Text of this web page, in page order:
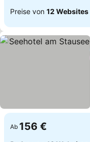
Preise von 12 Websites
Ab 156 €